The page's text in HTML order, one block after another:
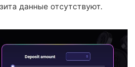
данные отсутствуют.